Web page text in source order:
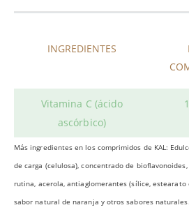
INGREDIENTES
Vitamina C (ácido
ascórbico)
Más ingredientes en los comprimidos de KAL:
de carga (celulosa), concentrado de
rutina, acerola, antiaglomerantes (sílice, estearato
sabor natural de naranja y otros sabores naturales.